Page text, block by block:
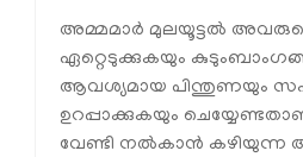
അമ്മമാര്‍ മുലയൂട്ടല്‍
ഏറ്റെടുക്കുകയും
ആവശ്യമായ പിന്തുണയും
ഉറപ്പാക്കുകയും
വേണ്ടി നല്‍കാന്‍ കഴിയുന്ന